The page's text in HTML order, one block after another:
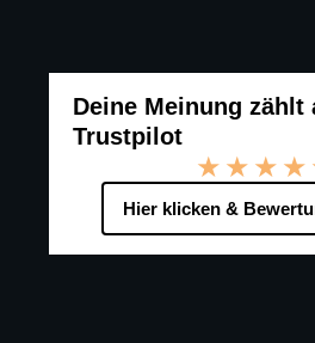
Deine Meinung zählt
Trustpilot
Hier klicken &